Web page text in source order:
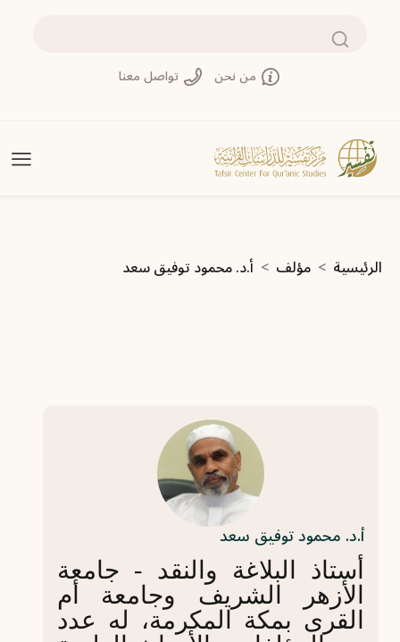
بحث
من نحن تواصل معنا
مسار التنقل
الرئيسية مؤلف أ.د. محمود توفيق سعد
أ.د. محمود توفيق سعد
أستاذ البلاغة والنقد - جامعة
الأزهر الشريف وجامعة أم
القرى بمكة المكرمة، له عدد